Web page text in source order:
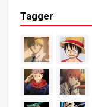
Tagger